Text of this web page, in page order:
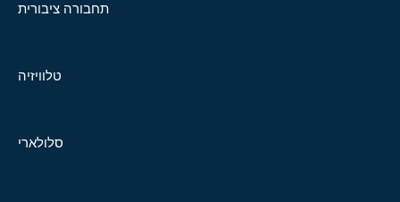
תחבורה ציבורית
טלוויזיה
סלולארי